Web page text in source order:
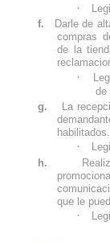
·
f.
Darle de
compras
de la
·
de
g.
La
habilitados.
·
h.
que le
·